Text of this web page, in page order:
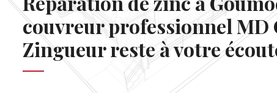
couvreur professionnel MD
Zingueur reste à votre